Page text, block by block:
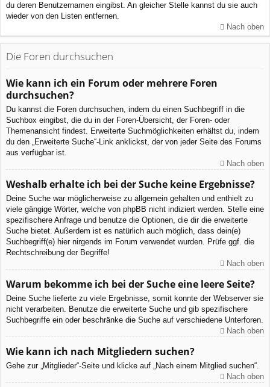
du deren Benutzernamen eingibst. An gleicher Stelle kannst du sie auch
wieder von den Listen entfernen.
Nach oben
Die Foren durchsuchen
Wie kann ich ein Forum oder mehrere Foren
durchsuchen?
Du kannst die Foren durchsuchen, indem du einen Suchbegriff in die
Suchbox eingibst, die du in der Foren-Übersicht, der Foren- oder
Themenansicht findest. Erweiterte Suchmöglichkeiten erhältst du, indem
du den „Erweiterte Suche“-Link anklickst, der von jeder Seite des Forums
aus verfügbar ist.
Nach oben
Weshalb erhalte ich bei der Suche keine Ergebnisse?
Deine Suche war möglicherweise zu allgemein gehalten und enthielt zu
viele gängige Wörter, welche von phpBB nicht indiziert werden. Stelle eine
spezifischere Anfrage und benutze die Optionen, die dir die erweiterte
Suche bietet. Außerdem ist es natürlich auch möglich, dass dein(e)
Suchbegriff(e) hier nirgends im Forum verwendet wurden. Prüfe ggf. die
Rechtschreibung der Begriffe!
Nach oben
Warum bekomme ich bei der Suche eine leere Seite?
Deine Suche lieferte zu viele Ergebnisse, somit konnte der Webserver sie
nicht verarbeiten. Benutze die erweiterte Suche und gib spezifischere
Suchbegriffe ein oder beschränke die Suche auf verschiedene Unterforen.
Nach oben
Wie kann ich nach Mitgliedern suchen?
Gehe zur „Mitglieder“-Seite und klicke auf „Nach einem Mitglied suchen“.
Nach oben